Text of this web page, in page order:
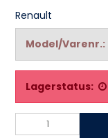
Renault
Model/Varenr.:
Lagerstatus: